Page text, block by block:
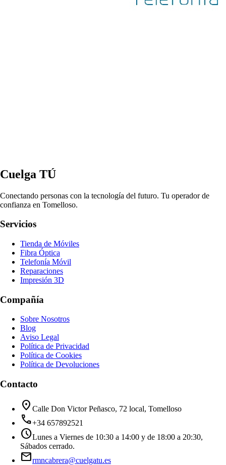
Cuelga TÚ
Conectando personas con la tecnología del futuro. Tu operador de
confianza en Tomelloso.
Servicios
Tienda de Móviles
Fibra Óptica
Telefonía Móvil
Reparaciones
Impresión 3D
Compañía
Sobre Nosotros
Blog
Aviso Legal
Política de Privacidad
Política de Cookies
Política de Devoluciones
Contacto
location_on Calle Don Victor Peñasco, 72 local, Tomelloso
call+34 657892521
scheduleLunes a Viernes de 10:30 a 14:00 y de 18:00 a 20:30,
Sábados cerrado.
mailrmncabrera@cuelgatu.es